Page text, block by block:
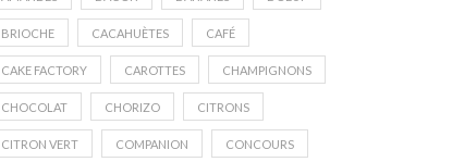
BRIOCHE CACAHUÈTES CAFÉ
CAKE FACTORY CAROTTES CHAMPIGNONS
CHOCOLAT CHORIZO CITRONS
CITRON VERT COMPANION CONCOURS